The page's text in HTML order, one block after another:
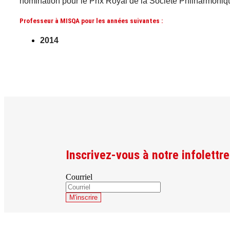
Professeur à MISQA pour les années suivantes :
2014
Inscrivez-vous à notre infolettre
Courriel